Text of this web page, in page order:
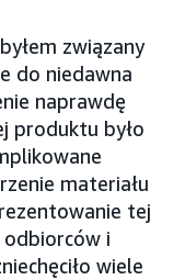
związany
do niedawna
naprawdę
produktu było
materiału
tej
i
wiele